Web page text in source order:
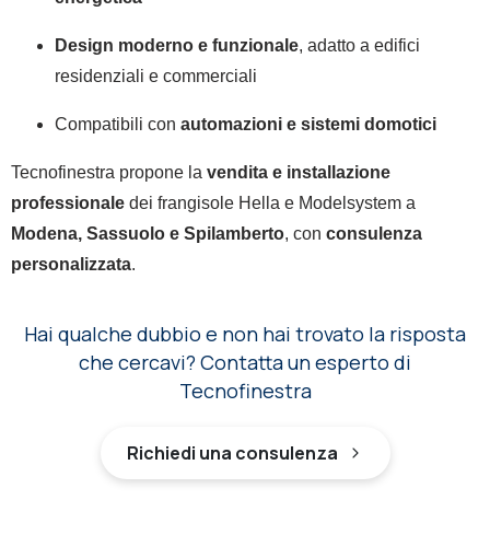
Design moderno e funzionale, adatto a edifici
residenziali e commerciali
Compatibili con automazioni e sistemi domotici
Tecnofinestra propone la vendita e installazione
professionale dei frangisole Hella e Modelsystem a
Modena, Sassuolo e Spilamberto, con consulenza
personalizzata.
Hai qualche dubbio e non hai trovato la risposta
che cercavi? Contatta un esperto di
Tecnofinestra
Richiedi una consulenza